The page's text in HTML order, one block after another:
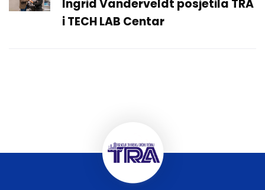
Ingrid Vanderveldt posjetila TRA
i TECH LAB Centar